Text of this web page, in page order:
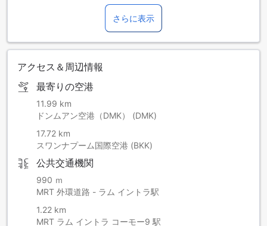
さらに表示
アクセス＆周辺情報
最寄りの空港
11.99 km
ドンムアン空港（DMK） (DMK)
17.72 km
スワンナプーム国際空港 (BKK)
公共交通機関
990 ｍ
MRT 外環道路 - ラム イントラ駅
1.22 km
MRT ラム イントラ コーモー9 駅